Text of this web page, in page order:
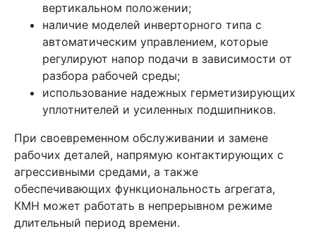
вертикальном положении;
наличие моделей инверторного типа с
автоматическим управлением, которые
регулируют напор подачи в зависимости от
разбора рабочей среды;
использование надежных герметизирующих
уплотнителей и усиленных подшипников.
При своевременном обслуживании и замене
рабочих деталей, напрямую контактирующих с
агрессивными средами, а также
обеспечивающих функциональность агрегата,
КМН может работать в непрерывном режиме
длительный период времени.